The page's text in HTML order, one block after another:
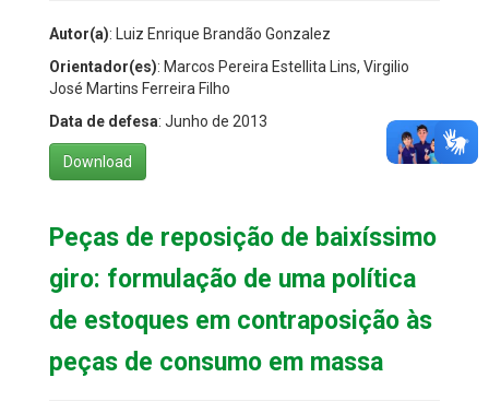
Autor(a): Luiz Enrique Brandão Gonzalez
Orientador(es): Marcos Pereira Estellita Lins, Virgilio
José Martins Ferreira Filho
Data de defesa: Junho de 2013
Download
Peças de reposição de baixíssimo
giro: formulação de uma política
de estoques em contraposição às
peças de consumo em massa